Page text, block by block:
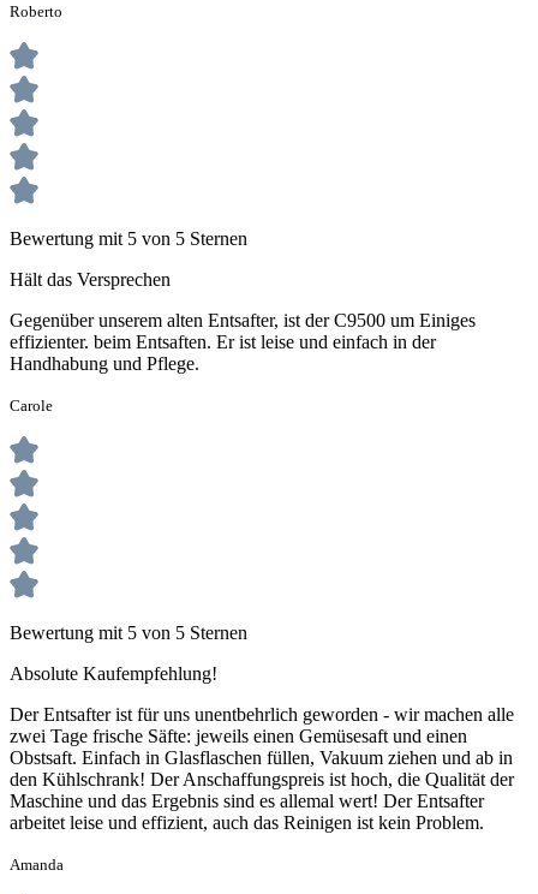
Roberto
Bewertung mit 5 von 5 Sternen
Hält das Versprechen
Gegenüber unserem alten Entsafter, ist der C9500 um Einiges
effizienter. beim Entsaften. Er ist leise und einfach in der
Handhabung und Pflege.
Carole
Bewertung mit 5 von 5 Sternen
Absolute Kaufempfehlung!
Der Entsafter ist für uns unentbehrlich geworden - wir machen alle
zwei Tage frische Säfte: jeweils einen Gemüsesaft und einen
Obstsaft. Einfach in Glasflaschen füllen, Vakuum ziehen und ab in
den Kühlschrank! Der Anschaffungspreis ist hoch, die Qualität der
Maschine und das Ergebnis sind es allemal wert! Der Entsafter
arbeitet leise und effizient, auch das Reinigen ist kein Problem.
Amanda